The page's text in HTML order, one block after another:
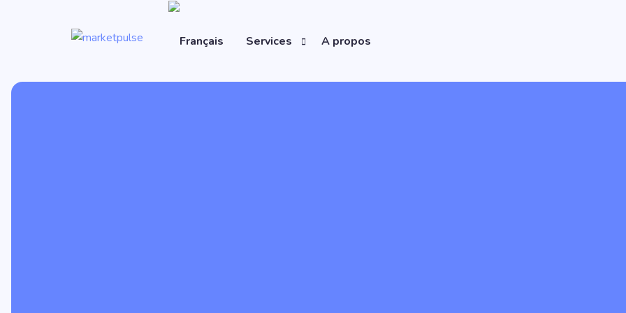
Services A propos